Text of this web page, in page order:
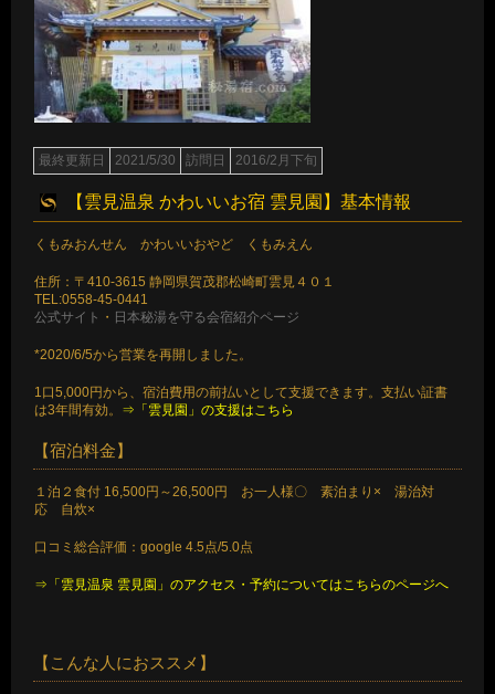
最終更新日 2021/5/30 訪問日 2016/2月下旬
【雲見温泉 かわいいお宿 雲見園】基本情報
くもみおんせん かわいいおやど くもみえん
住所：〒410-3615 静岡県賀茂郡松崎町雲見４０１
TEL:0558-45-0441
公式サイト ・ 日本秘湯を守る会宿紹介ページ
*2020/6/5から営業を再開しました。
1口5,000円から、宿泊費用の前払いとして支援できます。支払い証書
は3年間有効。 ⇒「雲見園」の支援はこちら
【宿泊料金】
１泊２食付 16,500円～26,500円 お一人様〇 素泊まり× 湯治対
応 自炊×
口コミ総合評価：google 4.5点/5.0点
⇒「雲見温泉 雲見園」のアクセス・予約についてはこちらのページへ
【こんな人におススメ】